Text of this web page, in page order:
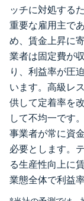
ッチに対処する
重要な雇用主で
め、賃金上昇に
業者は固定費が
り、利益率が圧
います。高級レ
供して定着率を
して不均一です
事業者が常に資
必要とします。
る生産性向上に
業態全体で利益